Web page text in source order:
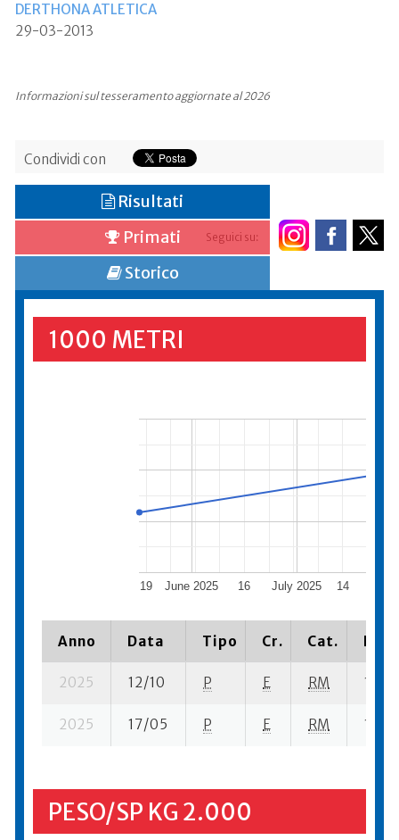
DERTHONA ATLETICA
29-03-2013
Informazioni sul tesseramento aggiornate al 2026
Condividi con
Seguici su:
Risultati
Primati
Storico
1000 METRI
June 2025 July 2025
19 16 14
Anno Data Tipo Cr. Cat.
2025 12/10 P E RM 13
2025 17/05 P E RM 13
PESO/SP KG 2.000